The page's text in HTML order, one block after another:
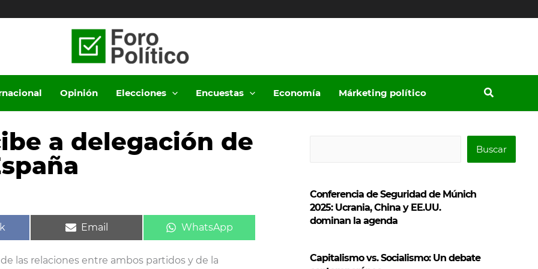
Opinión Elecciones Encuestas Economía Márketing político
a delegación de
Compartir
Email
Compartir
WhatsApp
las relaciones entre ambos partidos y de la
c
a
Buscar
Conferencia de Seguridad de Múnich
2025: Ucrania, China y EE.UU.
dominan la agenda
Capitalismo vs. Socialismo: Un debate